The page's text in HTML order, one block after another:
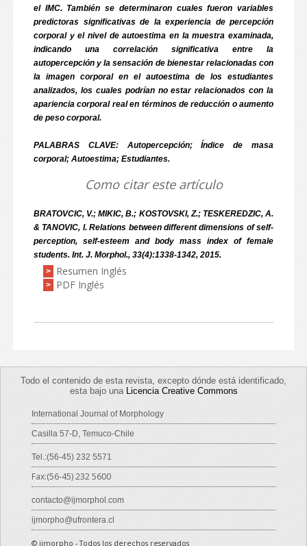
el IMC. También se determinaron cuales fueron variables
predictoras significativas de la experiencia de percepción
corporal y el nivel de autoestima en la muestra examinada,
indicando una correlación significativa entre la
autopercepción y la sensación de bienestar relacionadas con
la imagen corporal en el autoestima de los estudiantes
analizados, los cuales podrían no estar relacionados con la
apariencia corporal real en términos de reducción o aumento
de peso corporal.
PALABRAS CLAVE: Autopercepción; Índice de masa
corporal; Autoestima; Estudiantes.
Como citar este artículo
BRATOVCIC, V.; MIKIC, B.; KOSTOVSKI, Z.; TESKEREDZIC, A.
& TANOVIC, I. Relations between different dimensions of self-
perception, self-esteem and body mass index of female
students. Int. J. Morphol., 33(4):1338-1342, 2015.
>
Resumen Inglés
> PDF Inglés
Todo el contenido de esta revista, excepto dónde está identificado,
esta bajo una Licencia Creative Commons
International Journal of Morphology
Casilla 57-D, Temuco-Chile
Tel.:(56-45) 232 5571
Fax:(56-45) 232 5600
contacto@ijmorphol.com
ijmorpho@ufrontera.cl
© ijmorpho - Todos los derechos reservados